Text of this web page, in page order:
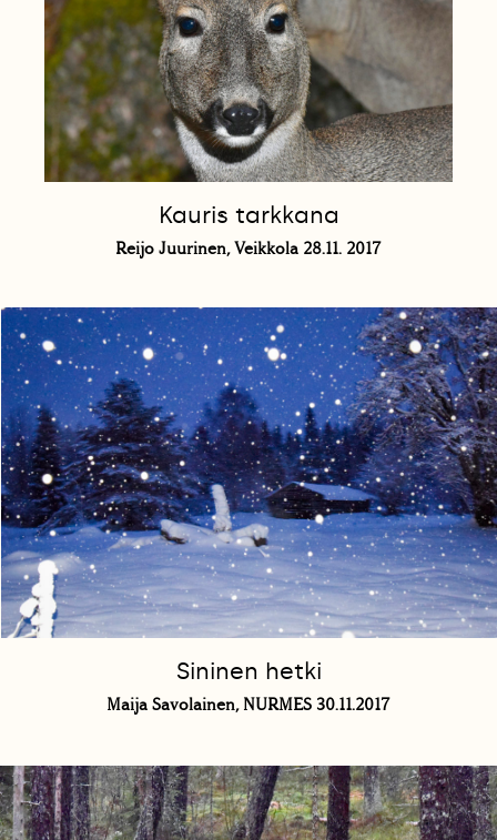
Kauris tarkkana
Reijo Juurinen, Veikkola 28.11. 2017
Sininen hetki
Maija Savolainen, NURMES 30.11.2017